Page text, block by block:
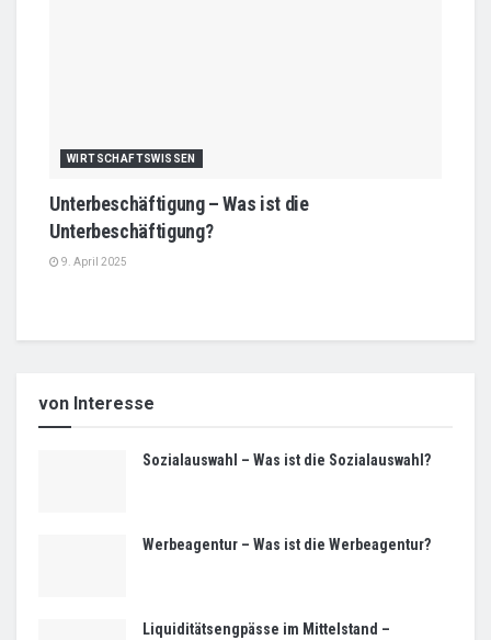
WIRTSCHAFTSWISSEN
Unterbeschäftigung – Was ist die
Unterbeschäftigung?
9. April 2025
von Interesse
Sozialauswahl – Was ist die Sozialauswahl?
Werbeagentur – Was ist die Werbeagentur?
Liquiditätsengpässe im Mittelstand –